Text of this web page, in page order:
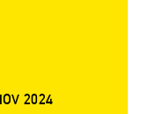
2024